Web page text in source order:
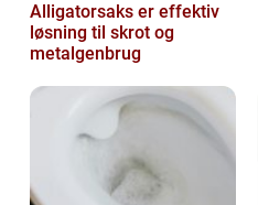
Alligatorsaks er effektiv
løsning til skrot og
metalgenbrug